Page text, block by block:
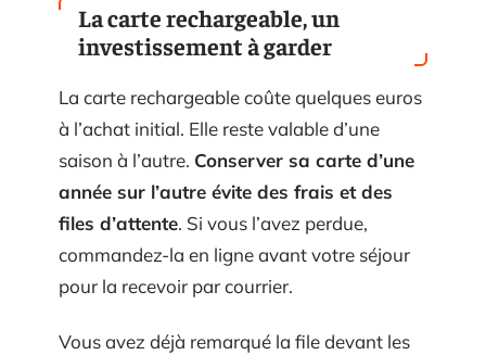
La carte rechargeable, un
investissement à garder
La carte rechargeable coûte quelques euros
à l’achat initial. Elle reste valable d’une
saison à l’autre. Conserver sa carte d’une
année sur l’autre évite des frais et des
files d’attente. Si vous l’avez perdue,
commandez-la en ligne avant votre séjour
pour la recevoir par courrier.
Vous avez déjà remarqué la file devant les